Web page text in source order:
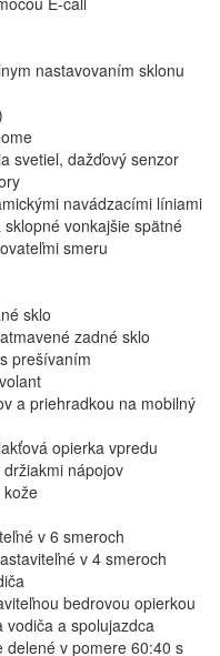
nastavovaním sklonu
svetiel, dažďový senzor
navádzacími líniami
vonkajšie spätné
smeru
sklo
zadné sklo
prešívaním
a priehradkou na mobilný
opierka vpredu
nápojov
kože
v 6 smeroch
v 4 smeroch
bedrovou opierkou
a spolujazdca
delené v pomere 60:40 s